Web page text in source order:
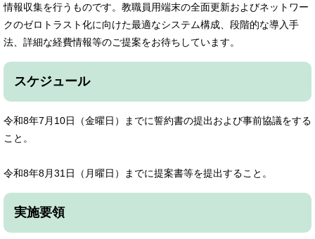
情報収集を行うものです。教職員用端末の全面更新およびネットワー
クのゼロトラスト化に向けた最適なシステム構成、段階的な導入手
法、詳細な経費情報等のご提案をお待ちしています。
スケジュール
令和8年7月10日（金曜日）までに誓約書の提出および事前協議をする
こと。
令和8年8月31日（月曜日）までに提案書等を提出すること。
実施要領